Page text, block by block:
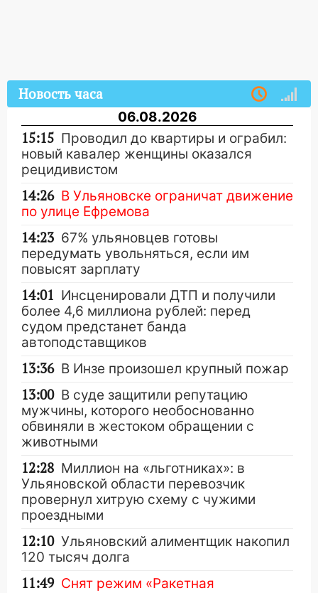
Новость часа
06.08.2026
15:15 Проводил до квартиры и ограбил:
новый кавалер женщины оказался
рецидивистом
14:26 В Ульяновске ограничат движение
по улице Ефремова
14:23 67% ульяновцев готовы
передумать увольняться, если им
повысят зарплату
14:01 Инсценировали ДТП и получили
более 4,6 миллиона рублей: перед
судом предстанет банда
автоподставщиков
13:36 В Инзе произошел крупный пожар
13:00 В суде защитили репутацию
мужчины, которого необоснованно
обвиняли в жестоком обращении с
животными
12:28 Миллион на «льготниках»: в
Ульяновской области перевозчик
провернул хитрую схему с чужими
проездными
12:10 Ульяновский алиментщик накопил
120 тысяч долга
11:49 Снят режим «Ракетная